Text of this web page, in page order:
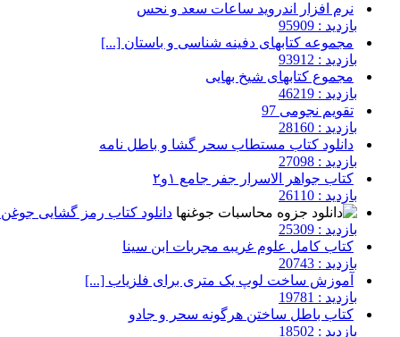
نرم افزار اندروید ساعات سعد و نحس
بازدید : 95909
مجموعه کتابهای دفینه شناسی و باستان [...]
بازدید : 93912
مجموع کتابهای شیخ بهایی
بازدید : 46219
تقویم نجومی 97
بازدید : 28160
دانلود کتاب مستطاب سحر گشا و باطل نامه
بازدید : 27098
کتاب جواهر الاسرار جفر جامع ۱و۲
بازدید : 26110
دانلود کتاب رمز گشایی
بازدید : 25309
کتاب کامل علوم غریبه مجربات ابن سینا
بازدید : 20743
آموزش ساخت لوپ یک متری برای فلزیاب [...]
بازدید : 19781
کتاب باطل ساختن هرگونه سحر و جادو
بازدید : 18502